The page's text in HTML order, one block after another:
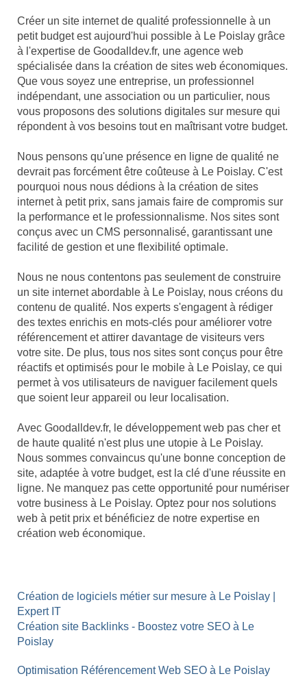
Créer un site internet de qualité professionnelle à un
petit budget est aujourd'hui possible à Le Poislay grâce
à l'expertise de Goodalldev.fr, une agence web
spécialisée dans la création de sites web économiques.
Que vous soyez une entreprise, un professionnel
indépendant, une association ou un particulier, nous
vous proposons des solutions digitales sur mesure qui
répondent à vos besoins tout en maîtrisant votre budget.
Nous pensons qu'une présence en ligne de qualité ne
devrait pas forcément être coûteuse à Le Poislay. C'est
pourquoi nous nous dédions à la création de sites
internet à petit prix, sans jamais faire de compromis sur
la performance et le professionnalisme. Nos sites sont
conçus avec un CMS personnalisé, garantissant une
facilité de gestion et une flexibilité optimale.
Nous ne nous contentons pas seulement de construire
un site internet abordable à Le Poislay, nous créons du
contenu de qualité. Nos experts s'engagent à rédiger
des textes enrichis en mots-clés pour améliorer votre
référencement et attirer davantage de visiteurs vers
votre site. De plus, tous nos sites sont conçus pour être
réactifs et optimisés pour le mobile à Le Poislay, ce qui
permet à vos utilisateurs de naviguer facilement quels
que soient leur appareil ou leur localisation.
Avec Goodalldev.fr, le développement web pas cher et
de haute qualité n'est plus une utopie à Le Poislay.
Nous sommes convaincus qu'une bonne conception de
site, adaptée à votre budget, est la clé d'une réussite en
ligne. Ne manquez pas cette opportunité pour numériser
votre business à Le Poislay. Optez pour nos solutions
web à petit prix et bénéficiez de notre expertise en
création web économique.
Création de logiciels métier sur mesure à Le Poislay |
Expert IT
Création site Backlinks - Boostez votre SEO à Le
Poislay
Optimisation Référencement Web SEO à Le Poislay